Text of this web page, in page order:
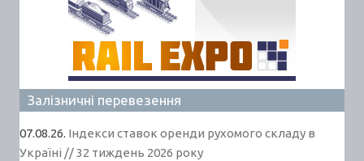
Залізничні перевезення
07.08.26. Індекси ставок оренди рухомого складу в
Україні // 32 тиждень 2026 року